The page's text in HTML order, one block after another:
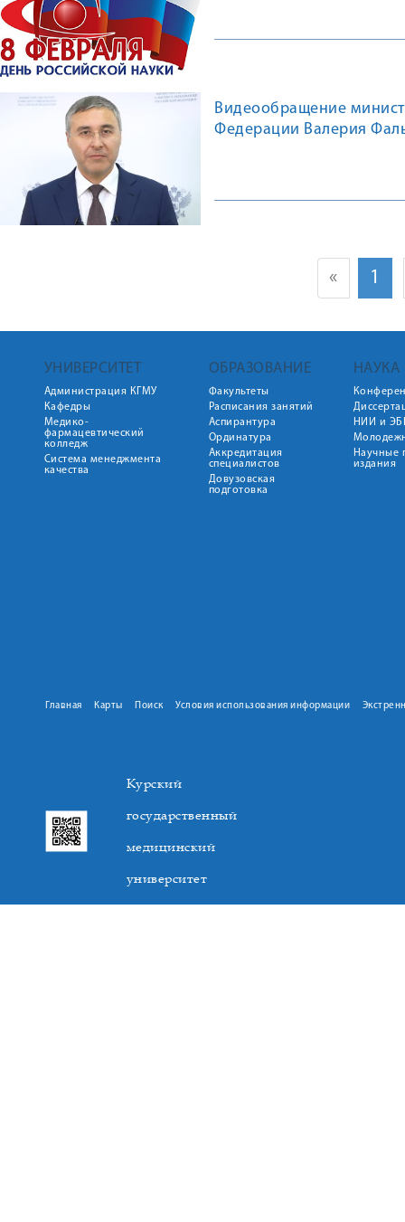
Видеообращение
Федерации Валерия
« 1
УНИВЕРСИТЕТ
Администрация КГМУ
Кафедры
Медико-
фармацевтический
колледж
Система менеджмента
качества
ОБРАЗОВАНИЕ
Факультеты
Расписания занятий
Аспирантура
Ординатура
Аккредитация
специалистов
Довузовская
подготовка
НАУКА
НИИ и
Научные
издания
Главная Карты Поиск Условия использования информации
Курский
государственный
медицинский
университет